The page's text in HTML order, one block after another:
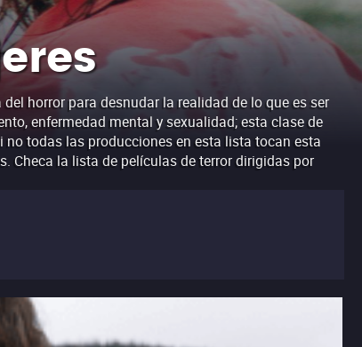
horror para desnudar la realidad de lo que es ser
enfermedad mental y sexualidad; esta clase de
todas las producciones en esta lista tocan esta
Checa la lista de películas de terror dirigidas por